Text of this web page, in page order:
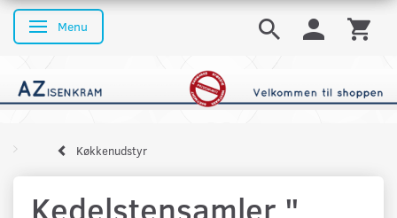
Skifte navigation
Menu
Køkkenudstyr
Kedelstensamler "